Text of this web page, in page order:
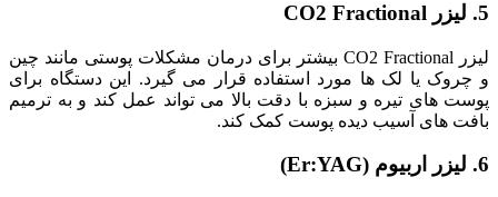
5. لیزر CO2 Fractional
لیزر CO2 Fractional بیشتر برای درمان مشکلات پوستی مانند چین
و چروک یا لک‌ ها مورد استفاده قرار می ‌گیرد. این دستگاه برای
پوست ‌های تیره و سبزه با دقت بالا می‌ تواند عمل کند و به ترمیم
بافت‌ های آسیب‌ دیده پوست کمک کند.
6. لیزر اربیوم (Er:YAG)